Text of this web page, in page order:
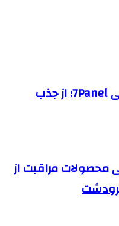
خدمات شبکه‌های اجتماعی 7Panel؛ از جذب
محصولات مراقبت از